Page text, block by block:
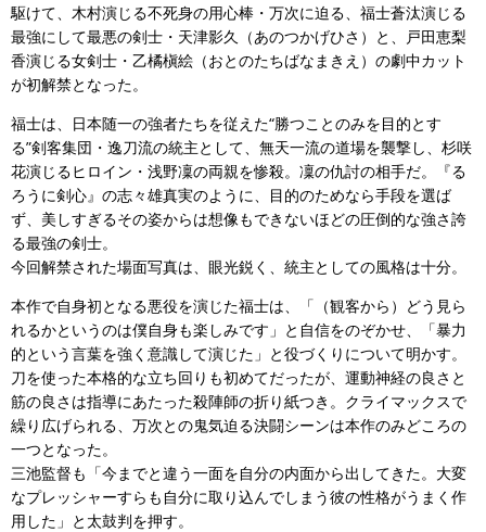
駆けて、木村演じる不死身の用心棒・万次に迫る、福士蒼汰演じる
最強にして最悪の剣士・天津影久（あのつかげひさ）と、戸田恵梨
香演じる女剣士・乙橘槇絵（おとのたちばなまきえ）の劇中カット
が初解禁となった。
福士は、日本随一の強者たちを従えた“勝つことのみを目的とす
る”剣客集団・逸刀流の統主として、無天一流の道場を襲撃し、杉咲
花演じるヒロイン・浅野凜の両親を惨殺。凜の仇討の相手だ。『る
ろうに剣心』の志々雄真実のように、目的のためなら手段を選ば
ず、美しすぎるその姿からは想像もできないほどの圧倒的な強さ誇
る最強の剣士。
今回解禁された場面写真は、眼光鋭く、統主としての風格は十分。
本作で自身初となる悪役を演じた福士は、「（観客から）どう見ら
れるかというのは僕自身も楽しみです」と自信をのぞかせ、「暴力
的という言葉を強く意識して演じた」と役づくりについて明かす。
刀を使った本格的な立ち回りも初めてだったが、運動神経の良さと
筋の良さは指導にあたった殺陣師の折り紙つき。クライマックスで
繰り広げられる、万次との鬼気迫る決闘シーンは本作のみどころの
一つとなった。
三池監督も「今までと違う一面を自分の内面から出してきた。大変
なプレッシャーすらも自分に取り込んでしまう彼の性格がうまく作
用した」と太鼓判を押す。